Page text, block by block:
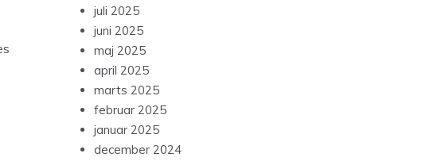
juli 2025
juni 2025
maj 2025
april 2025
marts 2025
februar 2025
januar 2025
december 2024